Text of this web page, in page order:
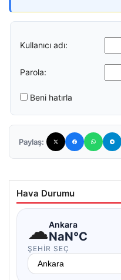
Kullanıcı adı:
Parola:
Beni hatırla
Paylaş:
Hava Durumu
☁Ankara
NaN°C
ŞEHIR SEÇ